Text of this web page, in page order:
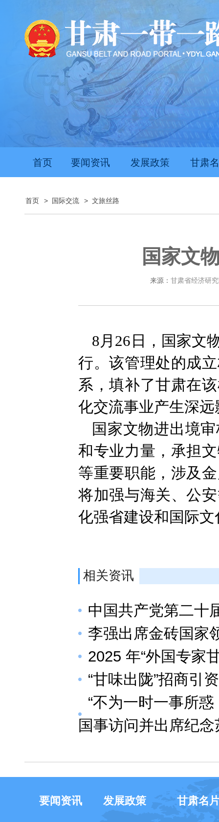
首页 要闻资讯 发展政策 甘肃
首页 > 国际交流 > 文旅丝路
国家文
来源： 甘肃省经济研
8月26日，国家文
行。该管理处的成
系，填补了甘肃在
化交流事业产生深远
国家文物进出境
和专业力量，承担
等重要职能，涉及
将加强与海关、公
化强省建设和国际
相关资讯
中国共产党第二十
李强出席金砖国家
2025 年“外国专家
“甘味出陇”招商引
“不为一时一事所
国事访问并出席纪
要闻资讯 发展政策 甘肃名